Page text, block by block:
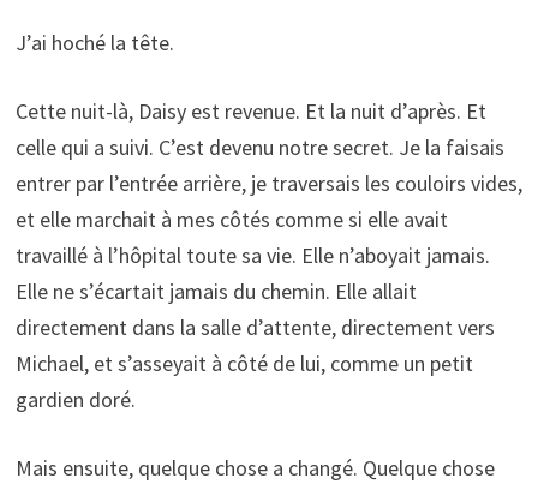
J’ai hoché la tête.
Cette nuit-là, Daisy est revenue. Et la nuit d’après. Et
celle qui a suivi. C’est devenu notre secret. Je la faisais
entrer par l’entrée arrière, je traversais les couloirs vides,
et elle marchait à mes côtés comme si elle avait
travaillé à l’hôpital toute sa vie. Elle n’aboyait jamais.
Elle ne s’écartait jamais du chemin. Elle allait
directement dans la salle d’attente, directement vers
Michael, et s’asseyait à côté de lui, comme un petit
gardien doré.
Mais ensuite, quelque chose a changé. Quelque chose